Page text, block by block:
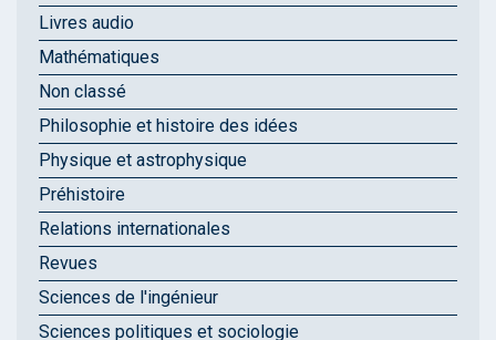
Livres audio
Mathématiques
Non classé
Philosophie et histoire des idées
Physique et astrophysique
Préhistoire
Relations internationales
Revues
Sciences de l'ingénieur
Sciences politiques et sociologie